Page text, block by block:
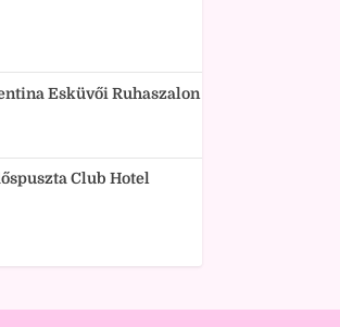
Esküvői Ruhaszalon
Club Hotel